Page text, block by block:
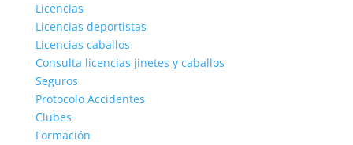
Licencias
Licencias deportistas
Licencias caballos
Consulta licencias jinetes y caballos
Seguros
Protocolo Accidentes
Clubes
Formación